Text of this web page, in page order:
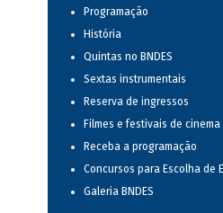
Programação
História
Quintas no BNDES
Sextas instrumentais
Reserva de ingressos
Filmes e festivais de cinema
Receba a programação
Concursos para Escolha de
Galeria BNDES